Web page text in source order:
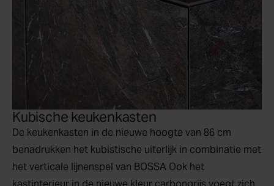
Kubische keukenkasten
De keukenkasten in de nieuwe hoogte van 86 cm
benadrukken het kubistische uiterlijk in combinatie met
het verticale lijnenspel van BOSSA Ook het